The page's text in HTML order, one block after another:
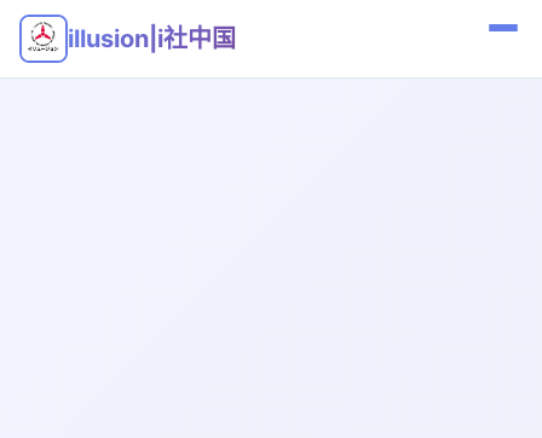
illusion|i社中国